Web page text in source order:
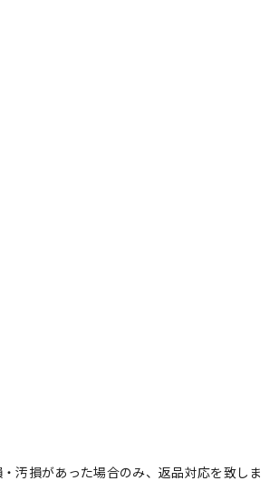
汚損があった場合のみ、返品対応を致しま